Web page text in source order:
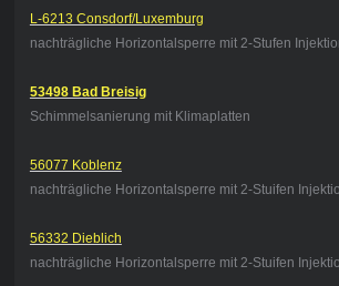
L-6213 Consdorf/Luxemburg
nachträgliche Horizontalsperre mit 2-Stufen
53498 Bad Breisig
Schimmelsanierung mit Klimaplatten
56077 Koblenz
nachträgliche Horizontalsperre mit 2-Stuifen
56332 Dieblich
nachträgliche Horizontalsperre mit 2-Stuifen